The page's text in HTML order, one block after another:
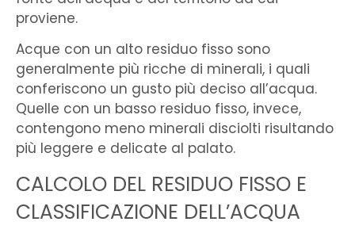
proviene.
Acque con un alto residuo fisso sono
generalmente più ricche di minerali, i quali
conferiscono un gusto più deciso all’acqua.
Quelle con un basso residuo fisso, invece,
contengono meno minerali disciolti risultando
più leggere e delicate al palato.
CALCOLO DEL RESIDUO FISSO E
CLASSIFICAZIONE DELL’ACQUA